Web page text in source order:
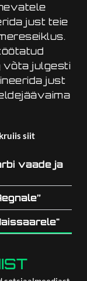
just teie
võta julgesti
just
siit
vaade ja